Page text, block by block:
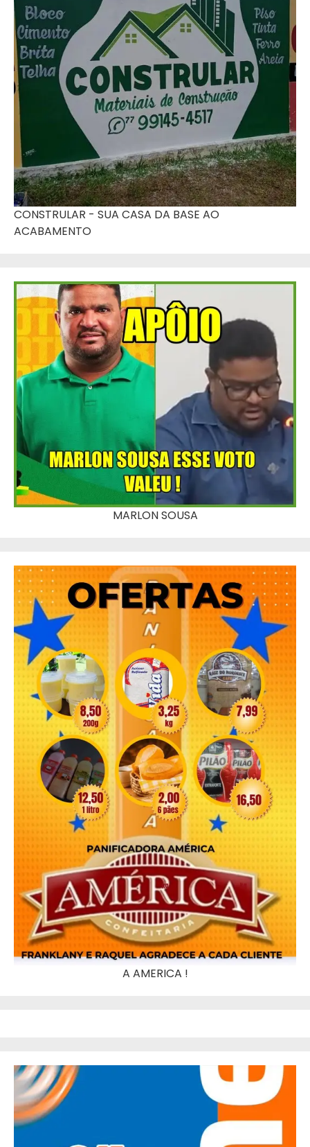
CONSTRULAR - SUA CASA DA BASE AO
ACABAMENTO
MARLON SOUSA
A AMERICA !